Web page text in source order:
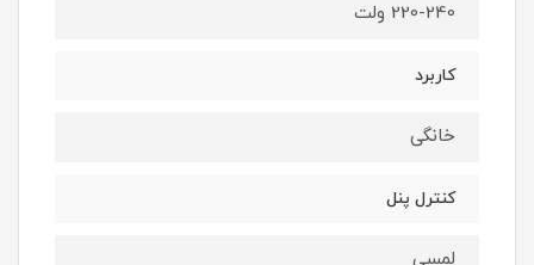
220-240 ولت
کاربرد
خانگی
کنترل پنل
لمسی